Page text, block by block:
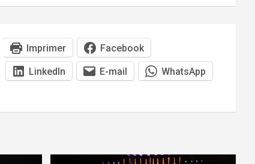
Imprimer Facebook
LinkedIn E-mail WhatsApp